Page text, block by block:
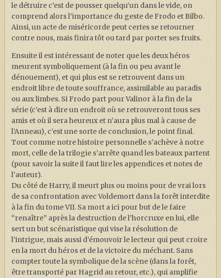
le détruire c’est de pousser quelqu’un dans le vide, on
comprend alors l’importance du geste de Frodo et Bilbo.
Ainsi, un acte de miséricorde peut certes se retourner
contre nous, mais finira tôt ou tard par porter ses fruits.
Ensuite il est intéressant de noter que les deux héros
meurent symboliquement (à la fin ou peu avant le
dénouement), et qui plus est se retrouvent dans un
endroit libre de toute souffrance, assimilable au paradis
ou aux limbes. Si Frodo part pour Valinor à la fin de la
série (c’est à dire un endroit où se retrouveront tous ses
amis et où il sera heureux et n’aura plus mal à cause de
l’Anneau), c’est une sorte de conclusion, le point final.
Tout comme notre histoire personnelle s’achève à notre
mort, celle de la trilogie s’arrête quand les bateaux partent
(pour savoir la suite il faut lire les appendices et notes de
l’auteur).
Du côté de Harry, il meurt plus ou moins pour de vrai lors
de sa confrontation avec Voldemort dans la forêt interdite
à la fin du tome VII. Sa mort a ici pour but de le faire
“renaître” après la destruction de l’horcruxe en lui, elle
sert un but scénaristique qui vise la résolution de
l’intrigue, mais aussi d’émouvoir le lecteur qui peut croire
en la mort du héros et de la victoire du méchant. Sans
compter toute la symbolique de la scène (dans la forêt,
être transporté par Hagrid au retour, etc.), qui amplifie